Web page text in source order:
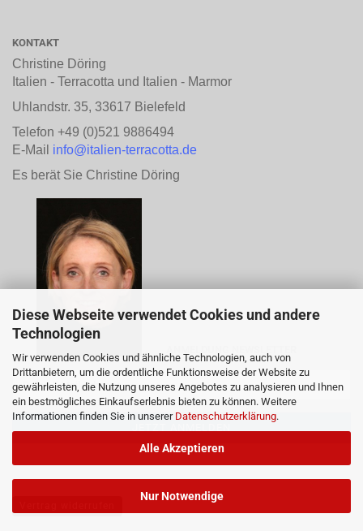
Diese Webseite verwendet Cookies und andere
Technologien
Wir verwenden Cookies und ähnliche Technologien, auch von
Drittanbietern, um die ordentliche Funktionsweise der Website zu
gewährleisten, die Nutzung unseres Angebotes zu analysieren und Ihnen
ein bestmögliches Einkaufserlebnis bieten zu können. Weitere
Informationen finden Sie in unserer Datenschutzerklärung.
Alle Akzeptieren
Nur Notwendige
KONTAKT
Christine Döring
Italien - Terracotta und Italien - Marmor
Uhlandstr. 35, 33617 Bielefeld
Telefon +49 (0)521 9886494
E-Mail info@italien-terracotta.de
Es berät Sie Christine Döring